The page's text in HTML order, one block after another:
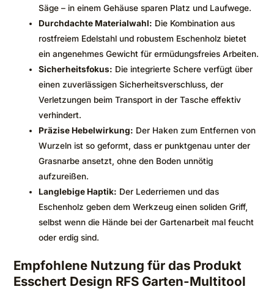
Säge – in einem Gehäuse sparen Platz und Laufwege.
Durchdachte Materialwahl: Die Kombination aus
rostfreiem Edelstahl und robustem Eschenholz bietet
ein angenehmes Gewicht für ermüdungsfreies Arbeiten.
Sicherheitsfokus: Die integrierte Schere verfügt über
einen zuverlässigen Sicherheitsverschluss, der
Verletzungen beim Transport in der Tasche effektiv
verhindert.
Präzise Hebelwirkung: Der Haken zum Entfernen von
Wurzeln ist so geformt, dass er punktgenau unter der
Grasnarbe ansetzt, ohne den Boden unnötig
aufzureißen.
Langlebige Haptik: Der Lederriemen und das
Eschenholz geben dem Werkzeug einen soliden Griff,
selbst wenn die Hände bei der Gartenarbeit mal feucht
oder erdig sind.
Empfohlene Nutzung für das Produkt
Esschert Design RFS Garten-Multitool